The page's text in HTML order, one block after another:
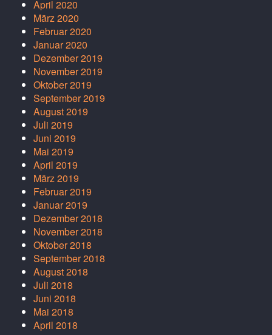
April 2020
März 2020
Februar 2020
Januar 2020
Dezember 2019
November 2019
Oktober 2019
September 2019
August 2019
Juli 2019
Juni 2019
Mai 2019
April 2019
März 2019
Februar 2019
Januar 2019
Dezember 2018
November 2018
Oktober 2018
September 2018
August 2018
Juli 2018
Juni 2018
Mai 2018
April 2018